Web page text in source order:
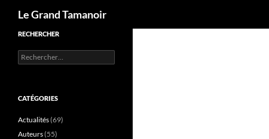
Le Grand Tamanoir
RECHERCHER
Rechercher :
CATÉGORIES
Actualités(69)
Auteurs(55)